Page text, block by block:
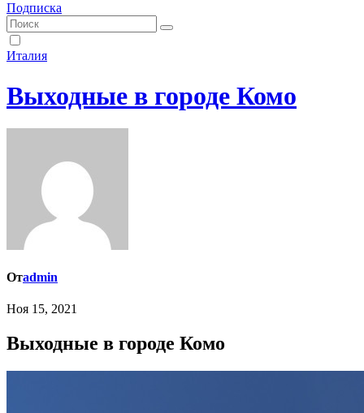
Подписка
Италия
Выходные в городе Комо
Отadmin
Ноя 15, 2021
Выходные в городе Комо